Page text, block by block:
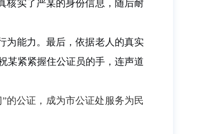
核实了严某的身份信息，随后耐
为能力。最后，依据老人的真实
某紧紧握住公证员的手，连声道
的公证，成为市公证处服务为民